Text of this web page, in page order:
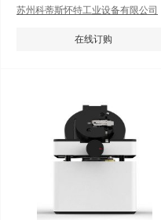
苏州科蒂斯怀特工业设备有限公司
在线订购